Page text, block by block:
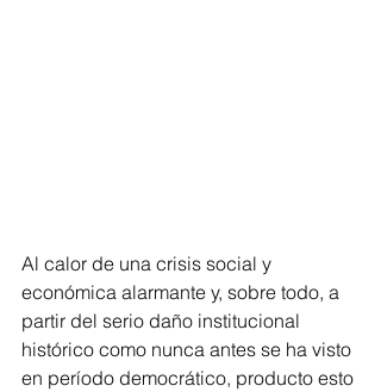
Al calor de una crisis social y
económica alarmante y, sobre todo, a
partir del serio daño institucional
histórico como nunca antes se ha visto
en período democrático, producto esto